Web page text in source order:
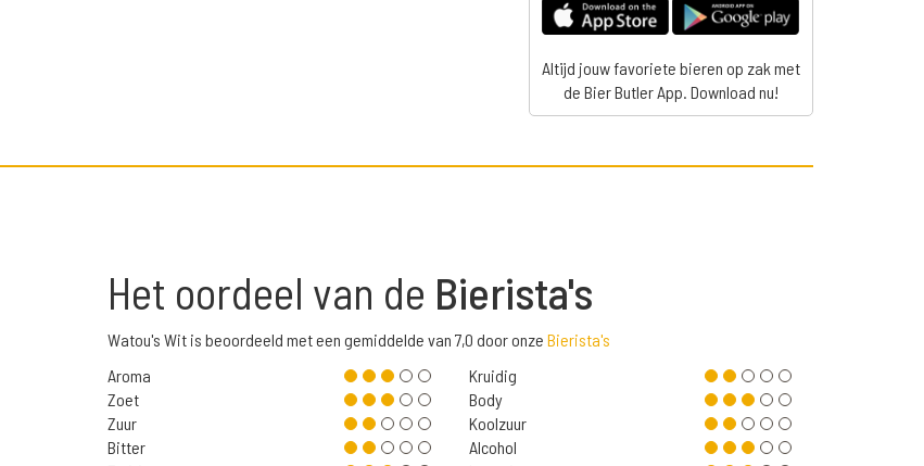
Altijd jouw favoriete bieren op zak met
de Bier Butler App. Download nu!
Het oordeel van de Bierista's
Watou's Wit is beoordeeld met een gemiddelde van 7,0 door onze Bierista's
Aroma
Zoet
Zuur
Bitter
Kruidig
Body
Koolzuur
Alcohol